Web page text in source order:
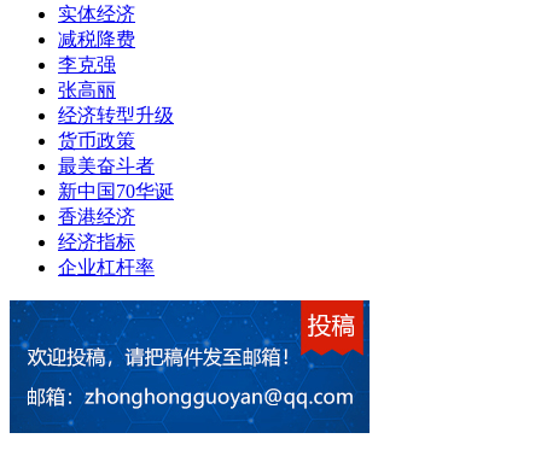
实体经济
减税降费
李克强
张高丽
经济转型升级
货币政策
最美奋斗者
新中国70华诞
香港经济
经济指标
企业杠杆率